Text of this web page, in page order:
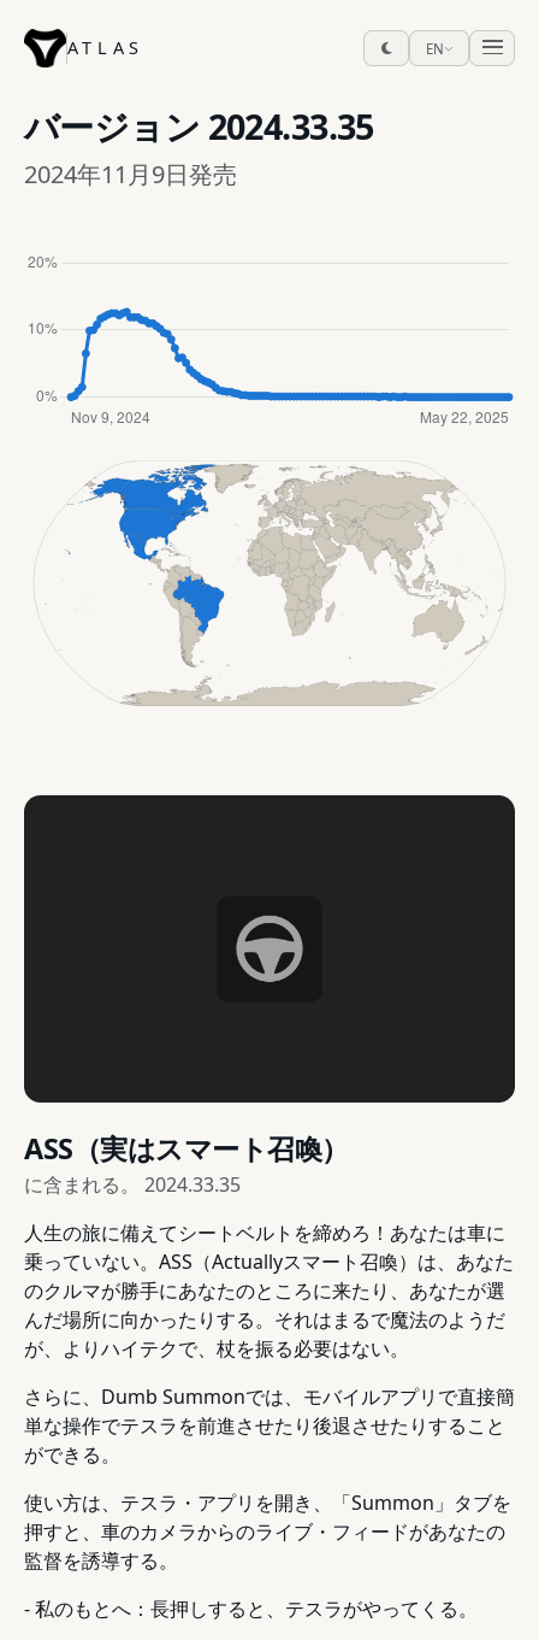
ATLAS EN
バージョン 2024.33.35
2024年11月9日発売
ASS（実はスマート召喚）
に含まれる。 2024.33.35
人生の旅に備えてシートベルトを締めろ！あなたは車に
乗っていない。ASS（Actuallyスマート召喚）は、あなた
のクルマが勝手にあなたのところに来たり、あなたが選
んだ場所に向かったりする。それはまるで魔法のようだ
が、よりハイテクで、杖を振る必要はない。
さらに、Dumb Summonでは、モバイルアプリで直接簡
単な操作でテスラを前進させたり後退させたりすること
ができる。
使い方は、テスラ・アプリを開き、「Summon」タブを
押すと、車のカメラからのライブ・フィードがあなたの
監督を誘導する。
- 私のもとへ：長押しすると、テスラがやってくる。